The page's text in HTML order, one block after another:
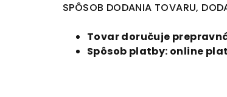
SPÔSOB DODANIA TOVARU,
Tovar doručuje
Spôsob platby: online